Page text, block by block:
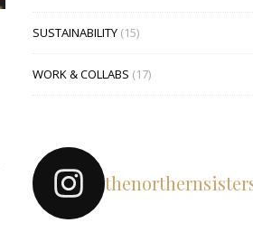
SUSTAINABILITY (15)
WORK & COLLABS (17)